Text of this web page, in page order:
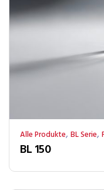
Alle Produkte, BL Serie,
BL 150